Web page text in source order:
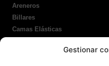
Gestionar
Areneros
Billares
Camas Elásticas